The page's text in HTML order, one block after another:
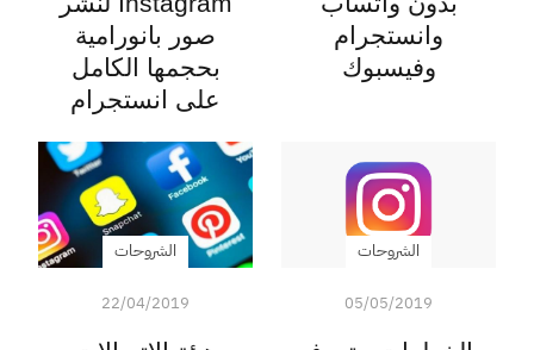
وانستجرام
وفيسبوك
صور بانورامية
بحجمها الكامل
على انستجرام
الشروحات
05/05/2019
الشروحات
22/04/2019